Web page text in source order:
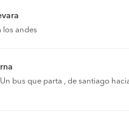
los andes
bus que parta , de santiago